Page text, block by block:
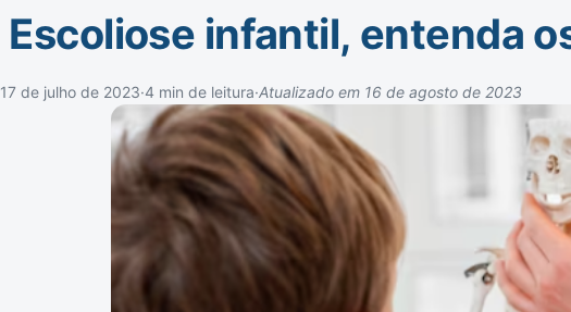
Escoliose infantil, entenda
17 de julho de 2023·4 min de leitura·Atualizado em 16 de agosto de 2023